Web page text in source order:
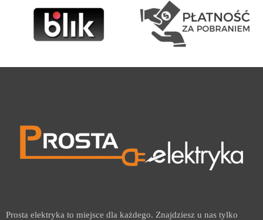
Prosta elektryka to miejsce dla każdego. Znajdziesz u nas tylko